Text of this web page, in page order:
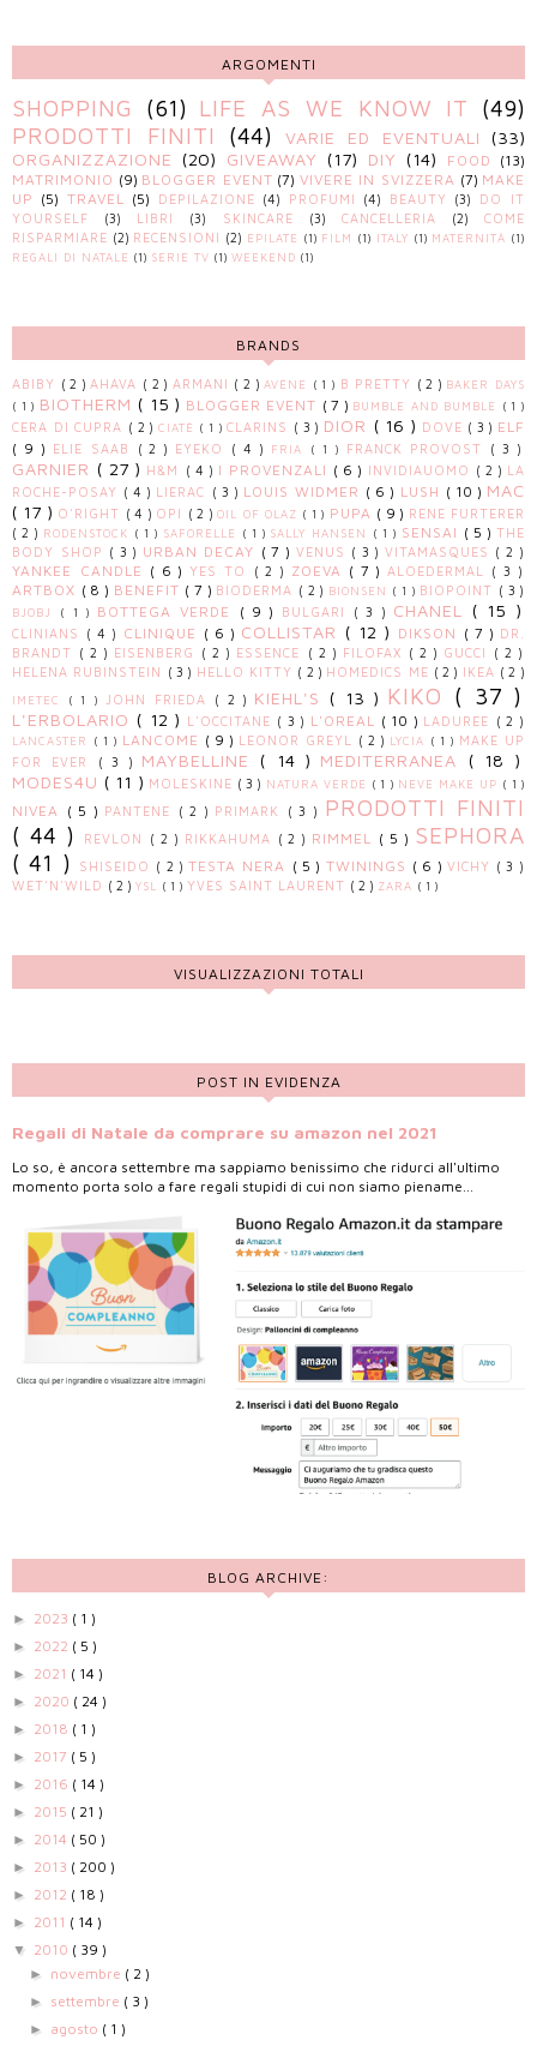
ARGOMENTI
SHOPPING (61) LIFE AS WE KNOW IT
(49)
PRODOTTI FINITI
(44) VARIE ED EVENTUALI
(33)
ORGANIZZAZIONE
(20) GIVEAWAY (17) DIY (14) FOOD
(13)
MATRIMONIO (9) BLOGGER EVENT (7) VIVERE IN SVIZZERA (7) MAKE
UP (5) TRAVEL (5) DEPILAZIONE (4) PROFUMI (4) BEAUTY (3)
DO IT
YOURSELF
(3) LIBRI (3) SKINCARE (3) CANCELLERIA (2)
COME
RISPARMIARE (2) RECENSIONI (2) EPILATE (1) FILM (1) ITALY (1) MATERNITÀ (1)
REGALI DI NATALE (1) SERIE TV (1) WEEKEND (1)
BRANDS
ABIBY ( 2 ) AHAVA ( 2 ) ARMANI ( 2 ) AVÈNE ( 1 ) B PRETTY ( 2 ) BAKER DAYS
( 1 ) BIOTHERM ( 15 ) BLOGGER EVENT ( 7 ) BUMBLE AND BUMBLE ( 1 )
CERA DI CUPRA ( 2 ) CIATÈ ( 1 )CLARINS ( 3 ) DIOR ( 16 ) DOVE ( 3 ) ELF
( 9 )
ELIE SAAB ( 2 ) EYEKO ( 4 ) FRIA ( 1 ) FRANCK PROVOST ( 3 )
GARNIER ( 27 ) H&M ( 4 ) I PROVENZALI ( 6 ) INVIDIAUOMO ( 2 ) LA
ROCHE-POSAY ( 4 ) LIERAC ( 3 ) LOUIS WIDMER ( 6 ) LUSH ( 10 ) MAC
( 17 ) O'RIGHT ( 4 ) OPI ( 2 )OIL OF OLAZ ( 1 ) PUPA ( 9 ) RENE FURTERER
( 2 ) RODENSTOCK ( 1 ) SAFORELLE ( 1 ) SALLY HANSEN ( 1 ) SENSAI ( 5 )THE
BODY SHOP ( 3 ) URBAN DECAY ( 7 ) VENUS ( 3 ) VITAMASQUES ( 2 )
YANKEE CANDLE ( 6 ) YES TO ( 2 ) ZOEVA ( 7 ) ALOEDERMAL ( 3 )
ARTBOX ( 8 ) BENEFIT ( 7 ) BIODERMA ( 2 ) BIONSEN ( 1 ) BIOPOINT ( 3 )
BJOBJ ( 1 ) BOTTEGA VERDE ( 9 ) BULGARI ( 3 ) CHANEL ( 15 )
CLINIANS ( 4 ) CLINIQUE ( 6 ) COLLISTAR ( 12 ) DIKSON ( 7 ) DR.
BRANDT ( 2 ) EISENBERG ( 2 ) ESSENCE ( 2 ) FILOFAX ( 2 ) GUCCI ( 2 )
HELENA RUBINSTEIN
( 3 ) HELLO KITTY ( 2 ) HOMEDICS ME ( 2 ) IKEA ( 2 )
IMETEC ( 1 ) JOHN FRIEDA ( 2 ) KIEHL'S ( 13 ) KIKO ( 37 )
L'ERBOLARIO ( 12 ) L'OCCITANE ( 3 ) L'OREAL ( 10 ) LADUREE ( 2 )
LANCASTER ( 1 ) LANCOME ( 9 ) LEONOR GREYL ( 2 ) LYCIA ( 1 ) MAKE UP
FOR EVER
( 3 ) MAYBELLINE ( 14 ) MEDITERRANEA ( 18 )
MODES4U ( 11 ) MOLESKINE ( 3 ) NATURA VERDE ( 1 ) NEVE MAKE UP ( 1 )
NIVEA ( 5 ) PANTENE ( 2 ) PRIMARK ( 3 )
PRODOTTI FINITI
( 44 )
REVLON ( 2 ) RIKKAHUMA ( 2 ) RIMMEL ( 5 ) SEPHORA
( 41 )
SHISEIDO ( 2 )TESTA NERA ( 5 ) TWININGS ( 6 ) VICHY ( 3 )
WET'N'WILD ( 2 ) YSL ( 1 ) YVES SAINT LAURENT ( 2 ) ZARA ( 1 )
VISUALIZZAZIONI TOTALI
POST IN EVIDENZA
Regali di Natale da comprare su amazon nel 2021
Lo so, è ancora settembre ma sappiamo benissimo che ridurci all'ultimo
momento porta solo a fare regali stupidi di cui non siamo piename...
BLOG ARCHIVE:
► 2023 ( 1 )
► 2022 ( 5 )
► 2021 ( 14 )
► 2020 ( 24 )
► 2018 ( 1 )
► 2017 ( 5 )
► 2016 ( 14 )
► 2015 ( 21 )
► 2014 ( 50 )
► 2013 ( 200 )
► 2012 ( 18 )
► 2011 ( 14 )
▼ 2010 ( 39 )
► novembre ( 2 )
► settembre ( 3 )
► agosto ( 1 )